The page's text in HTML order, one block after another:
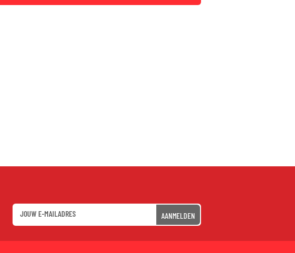
AANMELDEN